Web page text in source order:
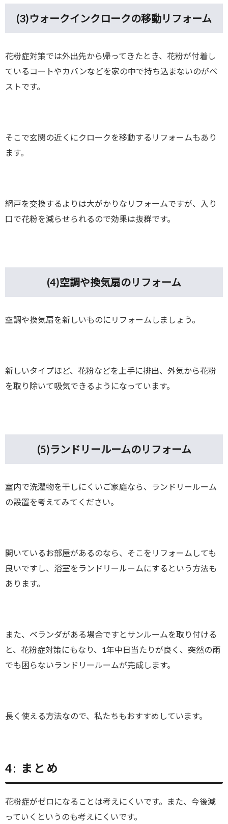
(3)ウォークインクロークの移動リフォーム
花粉症対策では外出先から帰ってきたとき、花粉が付着し
ているコートやカバンなどを家の中で持ち込まないのがベ
ストです。
そこで玄関の近くにクロークを移動するリフォームもあり
ます。
網戸を交換するよりは大がかりなリフォームですが、入り
口で花粉を減らせられるので効果は抜群です。
(4)空調や換気扇のリフォーム
空調や換気扇を新しいものにリフォームしましょう。
新しいタイプほど、花粉などを上手に排出、外気から花粉
を取り除いて吸気できるようになっています。
(5)ランドリールームのリフォーム
室内で洗濯物を干しにくいご家庭なら、ランドリールーム
の設置を考えてみてください。
開いているお部屋があるのなら、そこをリフォームしても
良いですし、浴室をランドリールームにするという方法も
あります。
また、ベランダがある場合ですとサンルームを取り付ける
と、花粉症対策にもなり、1年中日当たりが良く、突然の雨
でも困らないランドリールームが完成します。
長く使える方法なので、私たちもおすすめしています。
4: まとめ
花粉症がゼロになることは考えにくいです。また、今後減
っていくというのも考えにくいです。